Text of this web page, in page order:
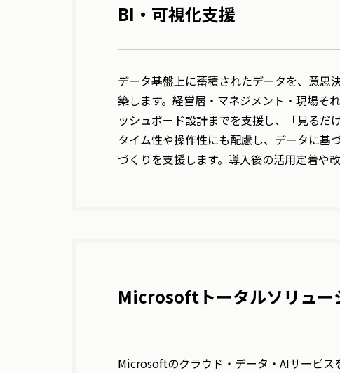
BI・可視化支援
データ基盤上に蓄積されたデータを、意思
築します。経営層・マネジメント・現場そ
ッシュボード設計までを支援し、「見るだ
タイム性や操作性にも配慮し、データに基
づくりを支援します。導入後の活用定着や
Microsoftトータルソリュー
Microsoftのクラウド・データ・AIサービ